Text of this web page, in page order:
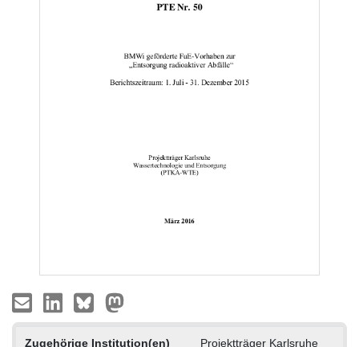
Zugehörige Institution(en) Projektträger Karlsruhe